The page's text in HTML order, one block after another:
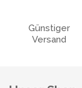
Günstiger
Versand